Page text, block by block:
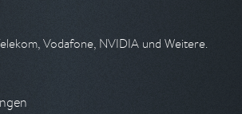
Vodafone, NVIDIA und Weitere.